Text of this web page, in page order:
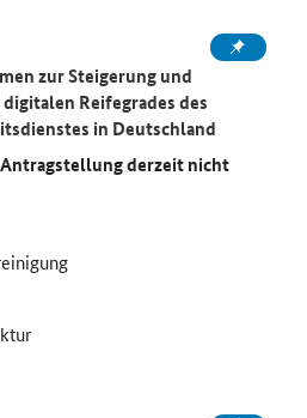
zur Steigerung und
Reifegrades des
in Deutschland
derzeit nicht